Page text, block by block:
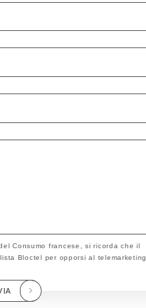
Consumo francese, si ricorda che il
Bloctel per opporsi al